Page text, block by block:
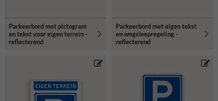
Parkeerbord met pictogram
en tekst voor eigen terrein -
reflecterend
Parkeerbord met eigen tekst
en wegsleepregeling -
reflecterend